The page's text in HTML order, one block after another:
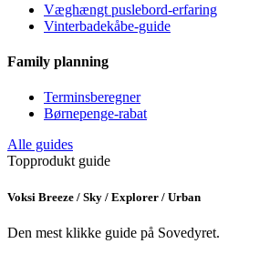
Væghængt puslebord-erfaring
Vinterbadekåbe-guide
Family planning
Terminsberegner
Børnepenge-rabat
Alle guides
Topprodukt guide
Voksi Breeze / Sky / Explorer / Urban
Den mest klikke guide på Sovedyret.